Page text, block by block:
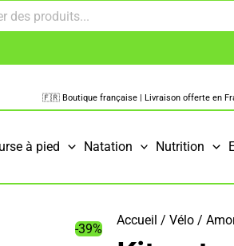
🇫🇷 Boutique française | Livraison offerte en
à pied Natation Nutrition
-39%
Accueil / Vélo/